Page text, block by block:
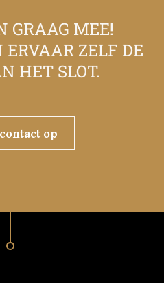
GRAAG MEE!
ZELF DE
HET SLOT.
op